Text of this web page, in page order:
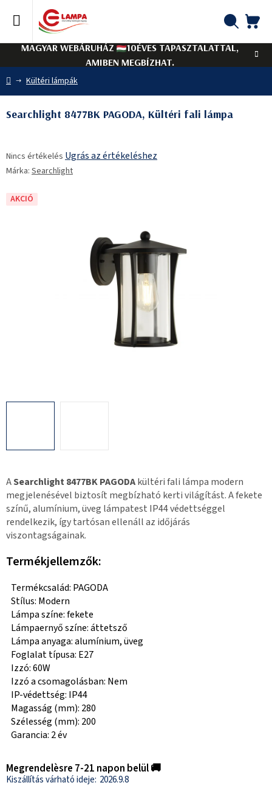
tartalomhoz
MAGYAR WEBÁRUHÁZ
10ÉVES TAPASZTALATTAL,
AMIBEN MEGBÍZHAT.
Kezdőlap
Kültéri lámpák
ASearchlight 8477BK PAGODAkültéri fali lámpa modern
megjelenésével biztosít megbízható kerti világítást. A fekete
színű, alumínium, üveg lámpatest IP44 védettséggel
rendelkezik, így tartósan ellenáll az időjárás
viszontagságainak.
Termékjellemzők:
Termékcsalád: PAGODA
Stílus: Modern
Lámpa színe: fekete
Lámpaernyő színe: áttetsző
Lámpa anyaga: alumínium, üveg
Foglalat típusa: E27
Izzó: 60W
Izzó a csomagolásban: Nem
IP-védettség: IP44
Magasság (mm): 280
Szélesség (mm): 200
Garancia: 2 év
Megrendelèsre 7-21 napon belül 🚚
2026.9.8
Searchlight 8477BK PAGODA, Kültéri fali lámpa
termék
átlagos
5-
Nincs értékelés Ugrás az értékeléshez
Márka: Searchlight
AKCIÓ